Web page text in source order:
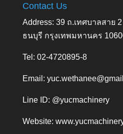
Contact Us
Address: 39 ถ.เทศบาลสาย
ธนบุรี กรุงเทพมหานคร
Tel: 02-4720895-8
Email:
Line ID: @yucmachinery
Website: